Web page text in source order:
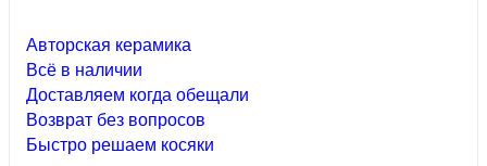
Авторская керамика
Всё в наличии
Доставляем когда обещали
Возврат без вопросов
Быстро решаем косяки